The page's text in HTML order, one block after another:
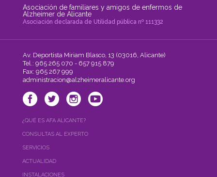
Asociación de familiares y amigos de enfermos de
Alzheimer de Alicante
Asociación declarada de Utilidad pública nº 111332
Av. Deportista Miriam Blasco, 13 (03016, Alicante)
Tel.: 965 265 070 - 657 915 879
Fax: 965 267 999
administracion@alzheimeralicante.org
¿QUÉ ES AFA ALICANTE?
CONSULTAS AL EXPERTO
SERVICIOS
ACTUALIDAD
INSTALACIONES